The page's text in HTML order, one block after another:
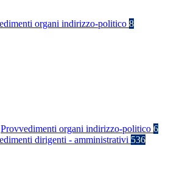
organi indirizzo-politico 8
Provvedimenti organi indirizzo-politico 6
dirigenti - amministrativi 536